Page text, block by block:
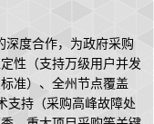
深度合作，为政府采购
性（支持万级用户并发
准）、全州节点覆盖
支持（采购高峰故障处